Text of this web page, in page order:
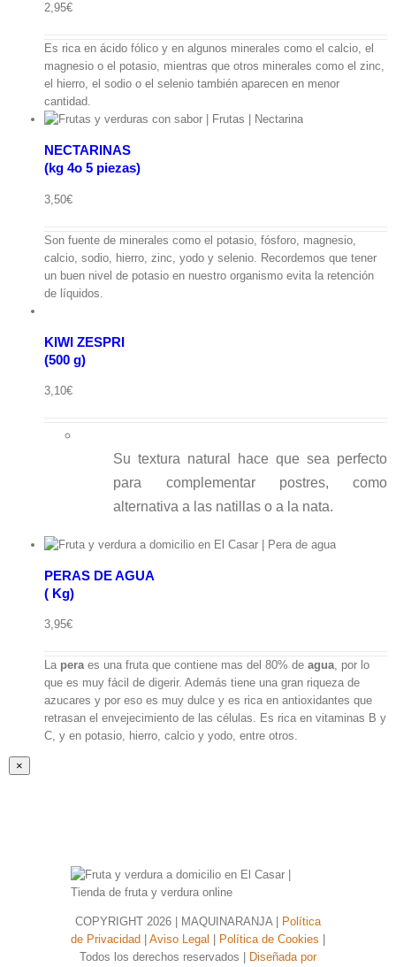
2,95€
Es rica en ácido fólico y en algunos minerales como el calcio, el
magnesio o el potasio, mientras que otros minerales como el zinc,
el hierro, el sodio o el selenio también aparecen en menor
cantidad.
NECTARINAS
(kg 4o 5 piezas)
3,50€
Son fuente de minerales como el potasio, fósforo, magnesio,
calcio, sodio, hierro, zinc, yodo y selenio. Recordemos que tener
un buen nivel de potasio en nuestro organismo evita la retención
de líquidos.
carrito
KIWI
ZESPRI(500
g)
cantidad
Añadir
al
Detalles
rápida
KIWI ZESPRI
(500 g)
3,10€
Su textura natural hace que sea perfecto
para complementar postres, como
alternativa a las natillas o a la nata.
PERAS DE AGUA
( Kg)
3,95€
La peraes una fruta que contiene mas del 80% de agua, por lo
que es muy fácil de digerir. Además tiene una gran riqueza de
azucares y por eso es muy dulce y es rica en antioxidantes que
retrasan el envejecimiento de las células. Es rica en vitaminas B y
C, y en potasio, hierro, calcio y yodo, entre otros.
Close
product
×
COPYRIGHT 2026 | MAQUINARANJA |
Política
de Privacidad
Aviso Legal Política de Cookies
Todos los derechos reservados |
Diseñada por